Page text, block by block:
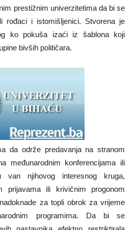
prestižnim univerzitetima da bi se
rođaci i istomišljenici. Stvorena je
ko pokuša izaći iz šablona koji
bivših političara.
da održe predavanja na stranom
međunarodnim konferencijama ili
van njihovog interesnog kruga,
prijavama ili krivičnim progonom
za topli obrok za vrijeme
programima. Da bi se